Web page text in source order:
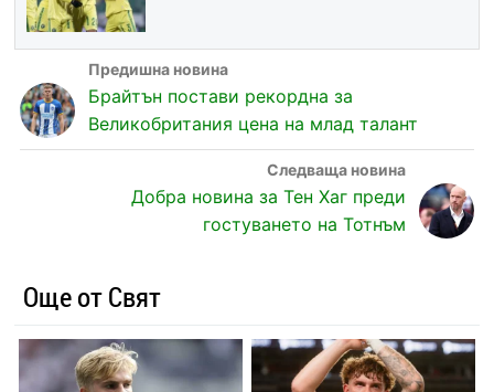
Брайтън постави рекордна за
Великобритания цена на млад талант
Добра новина за Тен Хаг преди
гостуването на Тотнъм
Още от Свят